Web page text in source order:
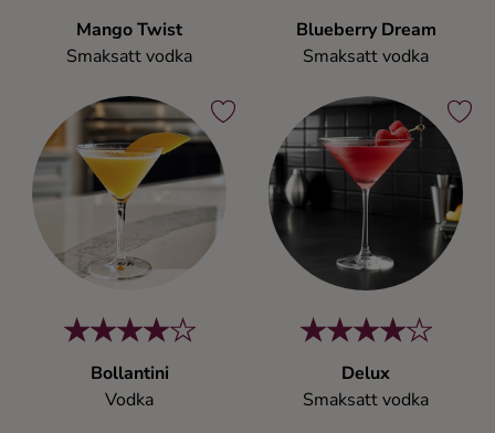
Mango Twist
Smaksatt vodka
Blueberry Dream
Smaksatt vodka
Bollantini
Vodka
Delux
Smaksatt vodka